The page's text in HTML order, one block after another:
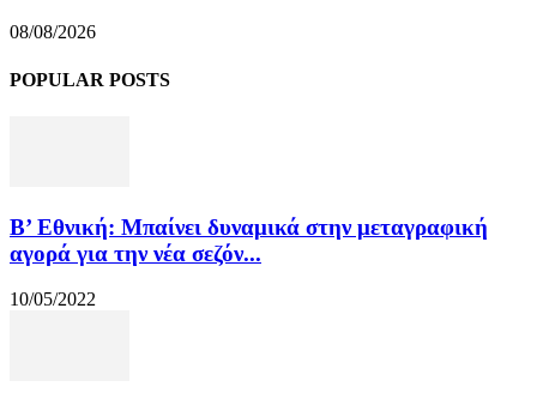
08/08/2026
POPULAR POSTS
Β’ Εθνική: Μπαίνει δυναμικά στην μεταγραφική
αγορά για την νέα σεζόν...
10/05/2022